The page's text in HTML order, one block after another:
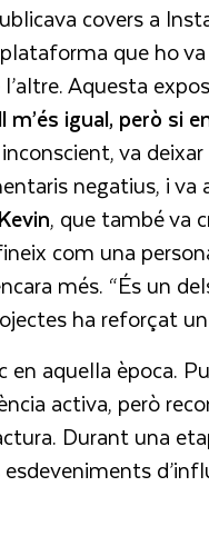
covers a
que ho
Aquesta
igual, però si
va
negatius, i
, que també va
com una
més. “És un
ha reforçat
en aquella època.
activa, però
Durant una